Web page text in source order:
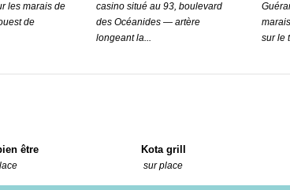
les marais de
de
casino situé au 93, boulevard
des Océanides — artère
longeant la...
sur le
être Kota grill
sur place